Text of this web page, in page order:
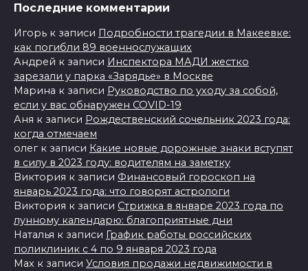
Последние комментарии
Игорь к записи Подробности трагедии в Макеевке:
как погибли 89 военнослужащих
Андрей к записи Инспектора МАДИ жестко
зарезали у парка «Зарядье» в Москве
Марина к записи Руководство по уходу за собой,
если у вас обнаружен COVID-19
Аня к записи Рождественский сочельник 2023 года:
когда отмечаем
олегк записи Какие новые дорожные знаки вступят
в силу в 2023 году: водителям на заметку
Виктория к записи Финансовый гороскоп на
январь 2023 года: что говорят астрологи
Виктория к записи Стрижка в январе 2023 года по
лунному календарю: благоприятные дни
Наталья к записи График работы российских
поликлиник с 4 по 9 января 2023 года
Max к записи Условия продажи недвижимости в